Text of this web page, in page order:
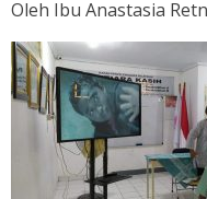
Oleh Ibu Anastasia